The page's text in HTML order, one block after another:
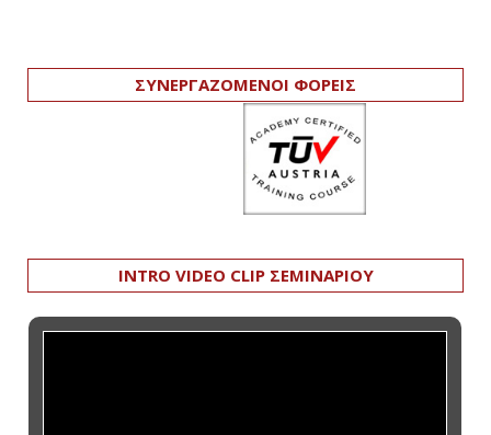
ΣΥΝΕΡΓΑΖΟΜΕΝΟΙ ΦΟΡΕΙΣ
INTRO VIDEO CLIP ΣΕΜΙΝΑΡΙΟΥ